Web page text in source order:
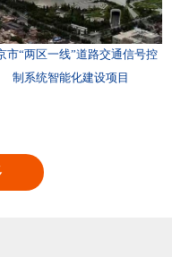
市“两区一线”道路交通信号控
制系统智能化建设项目